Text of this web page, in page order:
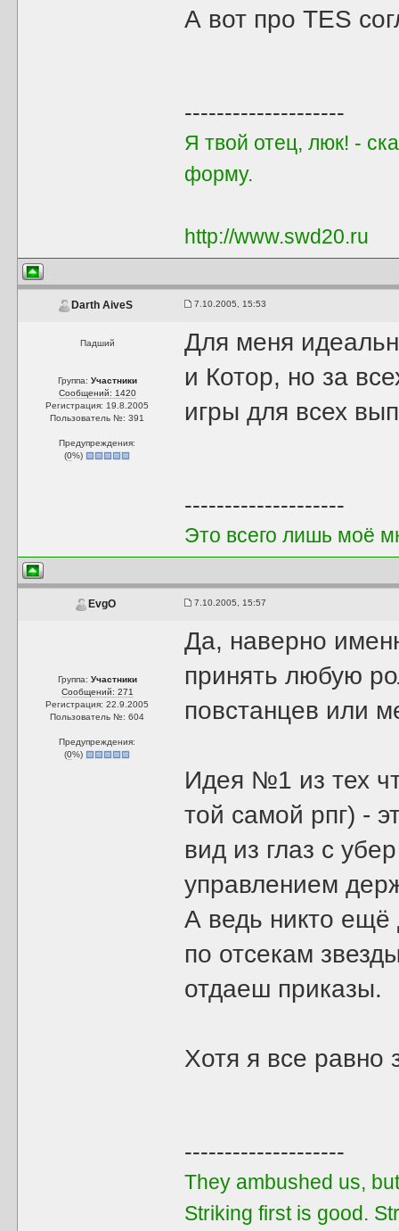
А вот про TES
--------------------
Я твой отец, люк! -
форму.
http://www.swd20.ru
Darth AiveS 7.10.2005, 15:53
Падший
Группа: Участники
Сообщений: 1420
Регистрация: 19.8.2005
Пользователь №: 391
Предупреждения:
(0%)
Для меня
и Котор, но за
игры для всех
--------------------
Это всего лишь моё
EvgO 7.10.2005, 15:57
Группа: Участники
Сообщений: 271
Регистрация: 22.9.2005
Пользователь №: 604
Предупреждения:
(0%)
Да, наверно
принять любую
повстанцев или
Идея №1 из тех
той самой рпг) -
вид из глаз с
управлением
А ведь никто ещё
по отсекам
отдаеш приказы.
Хотя я все равно
--------------------
They ambushed us,
Striking first is good.